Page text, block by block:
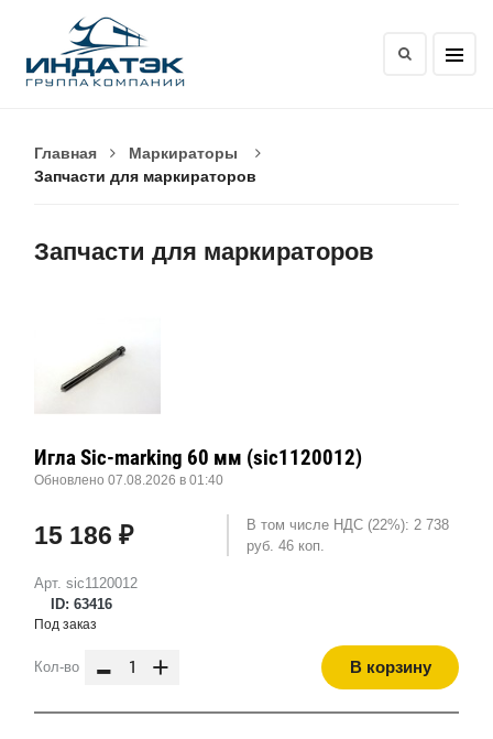
Главная
Маркираторы
Запчасти для маркираторов
Запчасти для маркираторов
Арт. sic1120012
ID: 63416
Игла Sic-marking 60 мм (sic1120012)
Обновлено 07.08.2026 в 01:40
15 186 ₽
В том числе НДС (22%): 2 738
руб. 46 коп.
Под заказ
Кол-во - + В корзину